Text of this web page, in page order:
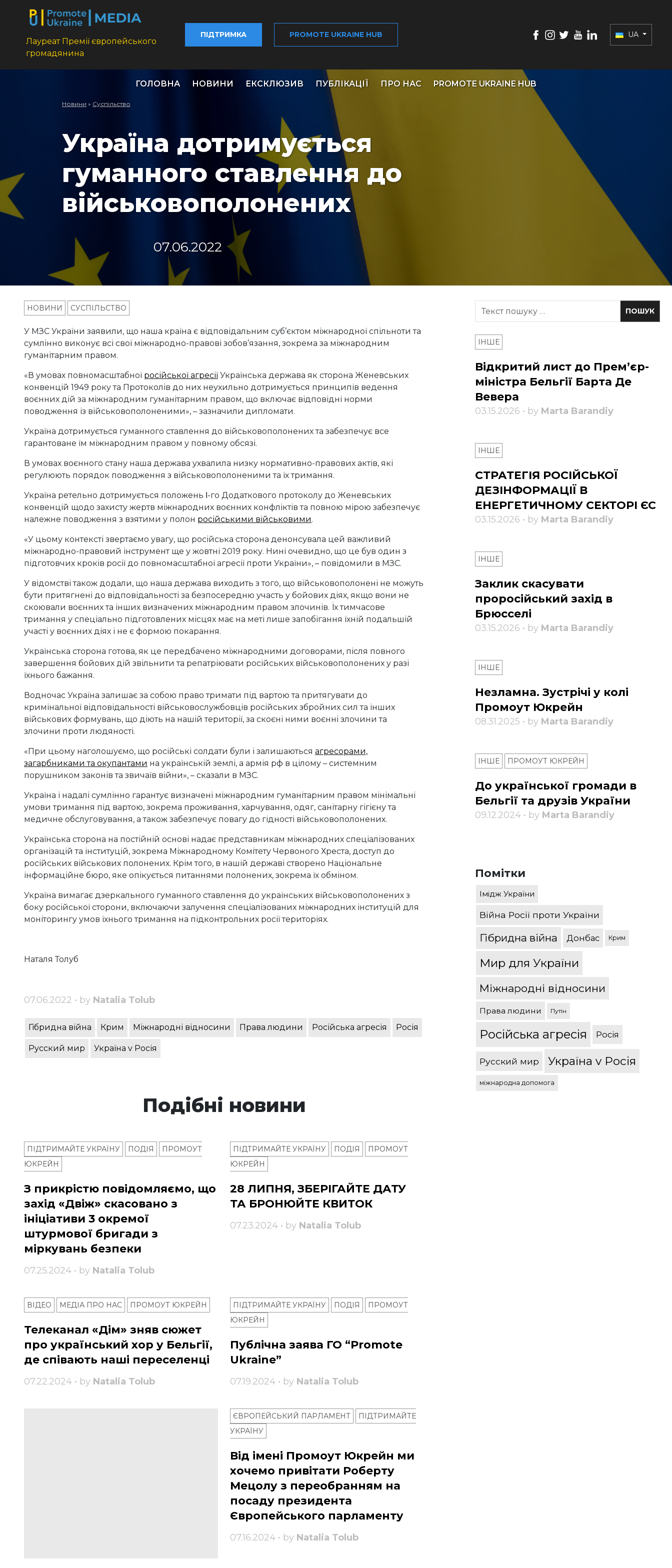
Лауреат Премії європейського
громадянина
ПІДТРИМКА PROMOTE UKRAINE HUB UA
ГОЛОВНА НОВИНИ ЕКСКЛЮЗИВ ПУБЛІКАЦІЇ ПРО НАС PROMOTE UKRAINE HUB
Новини » Суспільство
Україна дотримується
гуманного ставлення до
військовополонених
07.06.2022
НОВИНИ СУСПІЛЬСТВО
У МЗС України заявили, що наша країна є відповідальним суб’єктом міжнародної спільноти та
сумлінно виконує всі свої міжнародно-правові зобов’язання, зокрема за міжнародним
гуманітарним правом.
«В умовах повномасштабної російської агресії Українська держава як сторона Женевських
конвенцій 1949 року та Протоколів до них неухильно дотримується принципів ведення
воєнних дій за міжнародним гуманітарним правом, що включає відповідні норми
поводження із військовополоненими», – зазначили дипломати.
Україна дотримується гуманного ставлення до військовополонених та забезпечує все
гарантоване їм міжнародним правом у повному обсязі.
В умовах воєнного стану наша держава ухвалила низку нормативно-правових актів, які
регулюють порядок поводження з військовополоненими та їх тримання.
Україна ретельно дотримується положень Ι-го Додаткового протоколу до Женевських
конвенцій щодо захисту жертв міжнародних воєнних конфліктів та повною мірою забезпечує
належне поводження з взятими у полон російськими військовими.
«У цьому контексті звертаємо увагу, що російська сторона денонсувала цей важливий
міжнародно-правовий інструмент ще у жовтні 2019 року. Нині очевидно, що це був один з
підготовчих кроків росії до повномасштабної агресії проти України», – повідомили в МЗС.
У відомстві також додали, що наша держава виходить з того, що військовополонені не можуть
бути притягнені до відповідальності за безпосередню участь у бойових діях, якщо вони не
скоювали воєнних та інших визначених міжнародним правом злочинів. Їх тимчасове
тримання у спеціально підготовлених місцях має на меті лише запобігання їхній подальшій
участі у воєнних діях і не є формою покарання.
Українська сторона готова, як це передбачено міжнародними договорами, після повного
завершення бойових дій звільнити та репатріювати російських військовополонених у разі
їхнього бажання.
Водночас Україна залишає за собою право тримати під вартою та притягувати до
кримінальної відповідальності військовослужбовців російських збройних сил та інших
військових формувань, що діють на нашій території, за скоєні ними воєнні злочини та
злочини проти людяності.
«При цьому наголошуємо, що російські солдати були і залишаються агресорами,
загарбниками та окупантами на українській землі, а армія рф в цілому – системним
порушником законів та звичаїв війни», – сказали в МЗС.
Україна і надалі сумлінно гарантує визначені міжнародним гуманітарним правом мінімальні
умови тримання під вартою, зокрема проживання, харчування, одяг, санітарну гігієну та
медичне обслуговування, а також забезпечує повагу до гідності військовополонених.
Українська сторона на постійній основі надає представникам міжнародних спеціалізованих
організацій та інституцій, зокрема Міжнародному Комітету Червоного Хреста, доступ до
російських військових полонених. Крім того, в нашій державі створено Національне
інформаційне бюро, яке опікується питаннями полонених, зокрема їх обміном.
Україна вимагає дзеркального гуманного ставлення до українських військовополонених з
боку російської сторони, включаючи залучення спеціалізованих міжнародних інституцій для
моніторингу умов їхнього тримання на підконтрольних росії територіях.
Наталя Толуб
07.06.2022 • by Natalia Tolub
Гібридна війна Крим Міжнародні відносини Права людини Російська агресія Росія
Русский мир Україна v Росія
Подібні новини
ПІДТРИМАЙТЕ УКРАЇНУ ПОДІЯ
ПРОМОУТ
ЮКРЕЙН
З прикрістю повідомляємо, що
захід «Двіж» скасовано з
ініціативи 3 окремої
штурмової бригади з
міркувань безпеки
07.25.2024 • by Natalia Tolub
ПІДТРИМАЙТЕ УКРАЇНУ ПОДІЯ
ПРОМОУТ
ЮКРЕЙН
28 ЛИПНЯ, ЗБЕРІГАЙТЕ ДАТУ
ТА БРОНЮЙТЕ КВИТОК
07.23.2024 • by Natalia Tolub
ВІДЕО МЕДІА ПРО НАС ПРОМОУТ ЮКРЕЙН
Телеканал «Дім» зняв сюжет
про український хор у Бельгії,
де співають наші переселенці
07.22.2024 • by Natalia Tolub
ПІДТРИМАЙТЕ УКРАЇНУ ПОДІЯ
ПРОМОУТ
ЮКРЕЙН
Публічна заява ГО “Promote
Ukraine”
07.19.2024 • by Natalia Tolub
ЄВРОПЕЙСЬКИЙ ПАРЛАМЕНТ
ПІДТРИМАЙТЕ
УКРАЇНУ
Від імені Промоут Юкрейн ми
хочемо привітати Роберту
Мецолу з переобранням на
посаду президента
Європейського парламенту
07.16.2024 • by Natalia Tolub
ІНШЕ
Відкритий лист до Прем’єр-
міністра Бельгії Барта Де
Вевера
03.15.2026 • by Marta Barandiy
ІНШЕ
СТРАТЕГІЯ РОСІЙСЬКОЇ
ДЕЗІНФОРМАЦІЇ В
ЕНЕРГЕТИЧНОМУ СЕКТОРІ ЄС
03.15.2026 • by Marta Barandiy
ІНШЕ
Заклик скасувати
проросійський захід в
Брюсселі
03.15.2026 • by Marta Barandiy
ІНШЕ
Незламна. Зустрічі у колі
Промоут Юкрейн
08.31.2025 • by Marta Barandiy
ІНШЕ ПРОМОУТ ЮКРЕЙН
До української громади в
Бельгії та друзів України
09.12.2024 • by Marta Barandiy
Помітки
Імідж України
Війна Росії проти України
Гібридна війна Донбас Крим
Мир для України
Міжнародні відносини
Права людини Путін
Російська агресія Росія
Русский мир Україна v Росія
міжнародна допомога